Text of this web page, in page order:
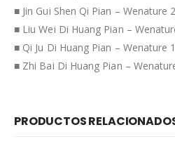
■ Jin Gui Shen Qi Pian – Wenature 2
■ Liu Wei Di Huang Pian –
■ Qi Ju Di Huang Pian – Wenature
■ Zhi Bai Di Huang Pian –
PRODUCTOS